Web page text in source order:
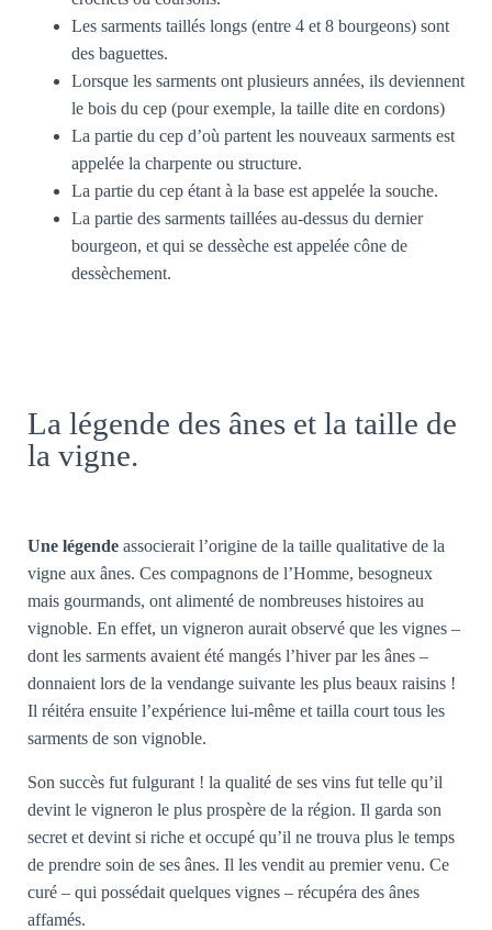
Les sarments taillés longs (entre 4 et 8 bourgeons) sont
des baguettes.
Lorsque les sarments ont plusieurs années, ils deviennent
le bois du cep (pour exemple, la taille dite en cordons)
La partie du cep d’où partent les nouveaux sarments est
appelée la charpente ou structure.
La partie du cep étant à la base est appelée la souche.
La partie des sarments taillées au-dessus du dernier
bourgeon, et qui se dessèche est appelée cône de
dessèchement.
La légende des ânes et la taille de
la vigne.
Une légende associerait l’origine de la taille qualitative de la
vigne aux ânes. Ces compagnons de l’Homme, besogneux
mais gourmands, ont alimenté de nombreuses histoires au
vignoble. En effet, un vigneron aurait observé que les vignes –
dont les sarments avaient été mangés l’hiver par les ânes –
donnaient lors de la vendange suivante les plus beaux raisins !
Il réitéra ensuite l’expérience lui-même et tailla court tous les
sarments de son vignoble.
Son succès fut fulgurant ! la qualité de ses vins fut telle qu’il
devint le vigneron le plus prospère de la région. Il garda son
secret et devint si riche et occupé qu’il ne trouva plus le temps
de prendre soin de ses ânes. Il les vendit au premier venu. Ce
curé – qui possédait quelques vignes – récupéra des ânes
affamés.